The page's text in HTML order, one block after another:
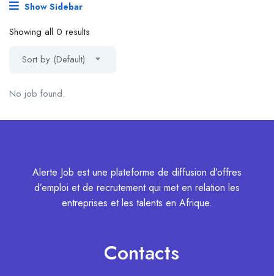
Show Sidebar
Showing all 0 results
Sort by (Default)
No job found.
Alerte Job est une plateforme de diffusion d’offres
d’emploi et de recrutement qui met en relation les
entreprises et les talents en Afrique.
Contacts